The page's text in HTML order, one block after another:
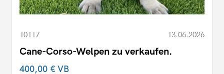
10117 13.06.2026
Cane-Corso-Welpen zu verkaufen.
400,00 €VB